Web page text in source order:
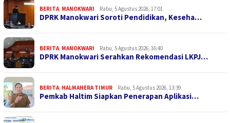
BERITA, MANOKWARI Rabu, 5 Agustus 2026, 17:01
DPRK Manokwari Soroti Pendidikan, Keseha…
BERITA, MANOKWARI Rabu, 5 Agustus 2026, 16:40
DPRK Manokwari Serahkan Rekomendasi LKPJ…
BERITA, HALMAHERA TIMUR Rabu, 5 Agustus 2026, 13:39
Pemkab Haltim Siapkan Penerapan Aplikasi…